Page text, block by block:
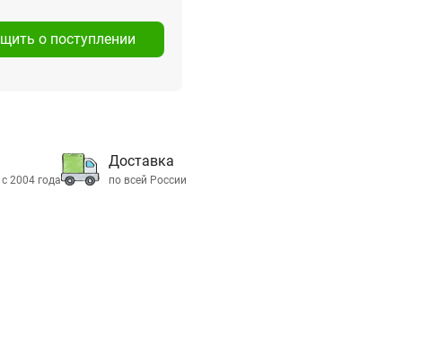
о поступлении
2004 года
Доставка
по всей России